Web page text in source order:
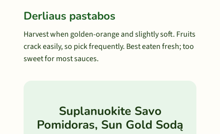
Derliaus pastabos
Harvest when golden-orange and slightly soft. Fruits
crack easily, so pick frequently. Best eaten fresh; too
sweet for most sauces.
Suplanuokite Savo
Pomidoras, Sun Gold Sodą